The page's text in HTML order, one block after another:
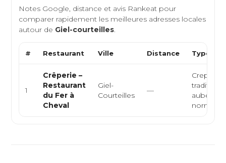
Notes Google, distance et avis Rankeat pour
comparer rapidement les meilleures adresses locales
autour de Giel-courteilles.
# Restaurant Ville Distance Type de
1
Crêperie –
Restaurant
du Fer à
Cheval
Giel-
Courteilles
—
Creperie,
auberge